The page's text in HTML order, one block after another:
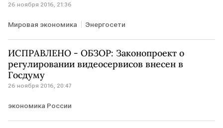
26 ноября 2016, 21:36
Мировая экономика Энергосети
ИСПРАВЛЕНО - ОБЗОР: Законопроект о
регулировании видеосервисов внесен в
Госдуму
26 ноября 2016, 20:47
экономика России